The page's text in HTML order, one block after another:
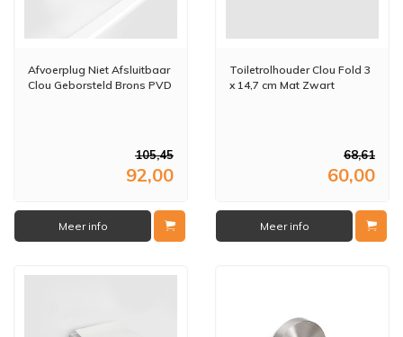
Afvoerplug Niet Afsluitbaar
Clou Geborsteld Brons PVD
105,45
92,00
Meer info
Toiletrolhouder Clou Fold 3
x 14,7 cm Mat Zwart
68,61
60,00
Meer info